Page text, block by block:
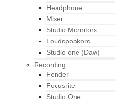
Headphone
Mixer
Studio Mornitors
Loudspeakers
Studio one (Daw)
Recording
Fender
Focusrite
Studio One